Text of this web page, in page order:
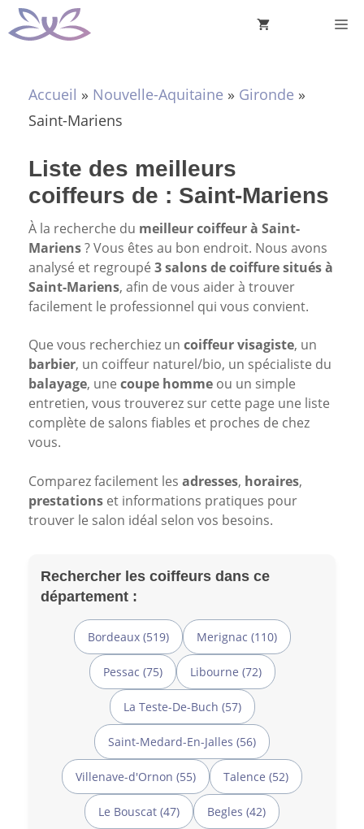
Aller
au
Accueil » Nouvelle-Aquitaine » Gironde »
Saint-Mariens
Liste des meilleurs
coiffeurs de : Saint-Mariens
À la recherche du meilleur coiffeur à Saint-
Mariens? Vous êtes au bon endroit. Nous avons
analysé et regroupé 3 salons de coiffure situés à
Saint-Mariens, afin de vous aider à trouver
facilement le professionnel qui vous convient.
Que vous recherchiez un coiffeur visagiste, un
barbier, un coiffeur naturel/bio, un spécialiste du
balayage, une coupe homme ou un simple
entretien, vous trouverez sur cette page une liste
complète de salons fiables et proches de chez
vous.
Comparez facilement les adresses, horaires,
prestations et informations pratiques pour
trouver le salon idéal selon vos besoins.
Rechercher les coiffeurs dans ce
département :
Bordeaux (519) Merignac (110)
Pessac (75) Libourne (72)
La Teste-De-Buch (57)
Saint-Medard-En-Jalles (56)
Villenave-d'Ornon (55) Talence (52)
Le Bouscat (47) Begles (42)